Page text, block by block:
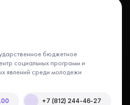
бюджетное
социальных программ и
явлений среди молодежи
+7 (812) 244-46-27